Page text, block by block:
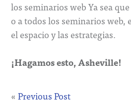
los seminarios web Ya sea
o a todos los seminarios web,
el espacio y las estrategias.
¡Hagamos esto, Asheville!
«Previous Post